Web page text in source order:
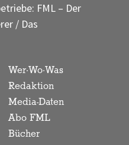
FML – Der
/ Das
Wer·Wo·Was
Redaktion
Media-Daten
Abo FML
Bücher